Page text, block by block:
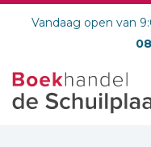
Vandaag open van